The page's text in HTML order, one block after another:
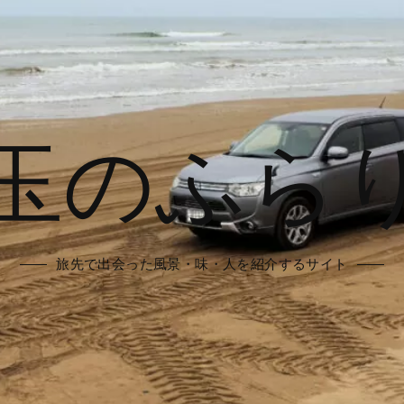
のふら
旅先で出会った風景・味・人を紹介するサイト